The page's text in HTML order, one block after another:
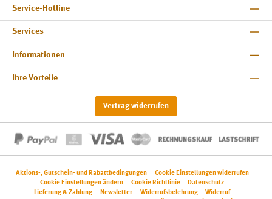
Service-Hotline
Services
Informationen
Ihre Vorteile
Vertrag widerrufen
Aktions-, Gutschein- und Rabattbedingungen
Cookie Einstellungen widerrufen
Cookie Einstellungen ändern
Cookie Richtlinie
Datenschutz
Lieferung & Zahlung
Newsletter Widerrufsbelehrung
Widerruf